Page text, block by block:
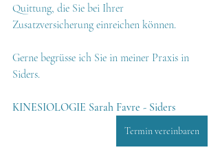
Quittung, die Sie bei Ihrer
Zusatzversicherung einreichen können.
Gerne begrüsse ich Sie in meiner Praxis in
Siders.
KINESIOLOGIE Sarah Favre - Siders
Termin vereinbaren